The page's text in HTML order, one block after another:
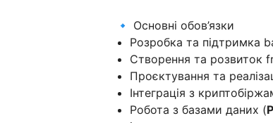
🔹 Основні обов’язки
Розробка та підтримка
Створення та розвиток
Проєктування та
Інтеграція з
Робота з базами даних (